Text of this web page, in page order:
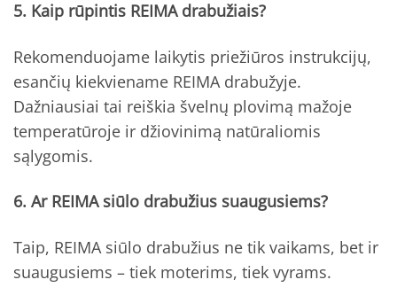
5. Kaip rūpintis REIMA drabužiais?
Rekomenduojame laikytis priežiūros instrukcijų,
esančių kiekviename REIMA drabužyje.
Dažniausiai tai reiškia švelnų plovimą mažoje
temperatūroje ir džiovinimą natūraliomis
sąlygomis.
6. Ar REIMA siūlo drabužius suaugusiems?
Taip, REIMA siūlo drabužius ne tik vaikams, bet ir
suaugusiems – tiek moterims, tiek vyrams.